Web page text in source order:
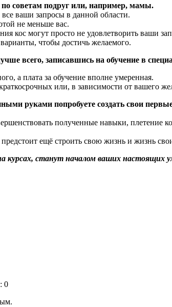
советам подруг или, например, мамы.
ваши запросы в данной области.
не меньше вас.
кос могут просто не удовлетворить ваши
чтобы достичь желаемого.
всего, записавшись на обучение в
а плата за обучение вполне умеренная.
или, в зависимости от вашего
руками попробуете создать свои
полученные навыки, плетение
ещё строить свою жизнь и жизнь
курсах, станут началом ваших настоящих
0